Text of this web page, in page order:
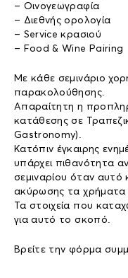
– Οινογεωγραφία
– Διεθνής ορολογία
– Service κρασιού
– Food & Wine Pairing
Με κάθε σεμινάριο
παρακολούθησης.
Απαραίτητη η
κατάθεσης σε
Gastronomy).
Κατόπιν έγκαιρης
υπάρχει πιθανότητα
σεμιναρίου όταν αυτό
ακύρωσης τα χρήματα
Τα στοιχεία που
για αυτό το σκοπό.
Βρείτε την φόρμα